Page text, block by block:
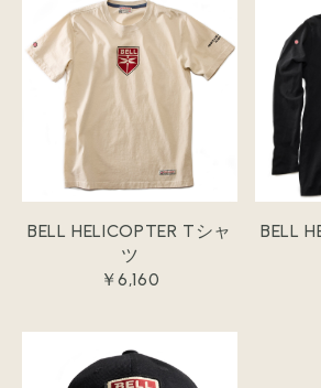
BELL HELICOPTER Tシャ
ツ
￥6,160
BELL